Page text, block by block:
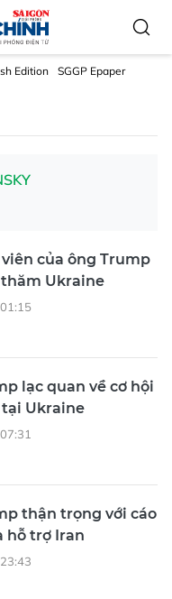
Edition SGGP Epaper
của ông Trump
Ukraine
lạc quan về cơ hội
Ukraine
thận trọng với cáo
hỗ trợ Iran